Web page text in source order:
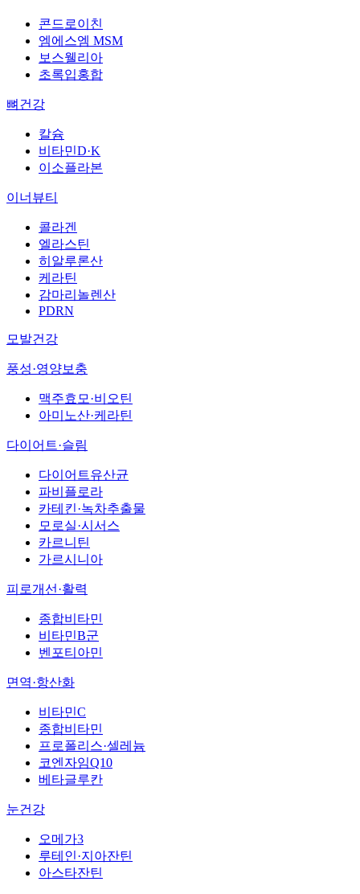
콘드로이친
엠에스엠 MSM
보스웰리아
초록입홍합
뼈건강
칼슘
비타민D·K
이소플라본
이너뷰티
콜라겐
엘라스틴
히알루론산
케라틴
감마리놀렌산
PDRN
모발건강
풍성·영양보충
맥주효모·비오틴
아미노산·케라틴
다이어트·슬림
다이어트유산균
파비플로라
카테킨·녹차추출물
모로실·시서스
카르니틴
가르시니아
피로개선·활력
종합비타민
비타민B군
벤포티아민
면역·항산화
비타민C
종합비타민
프로폴리스·셀레늄
코엔자임Q10
베타글루칸
눈건강
오메가3
루테인·지아잔틴
아스타잔틴